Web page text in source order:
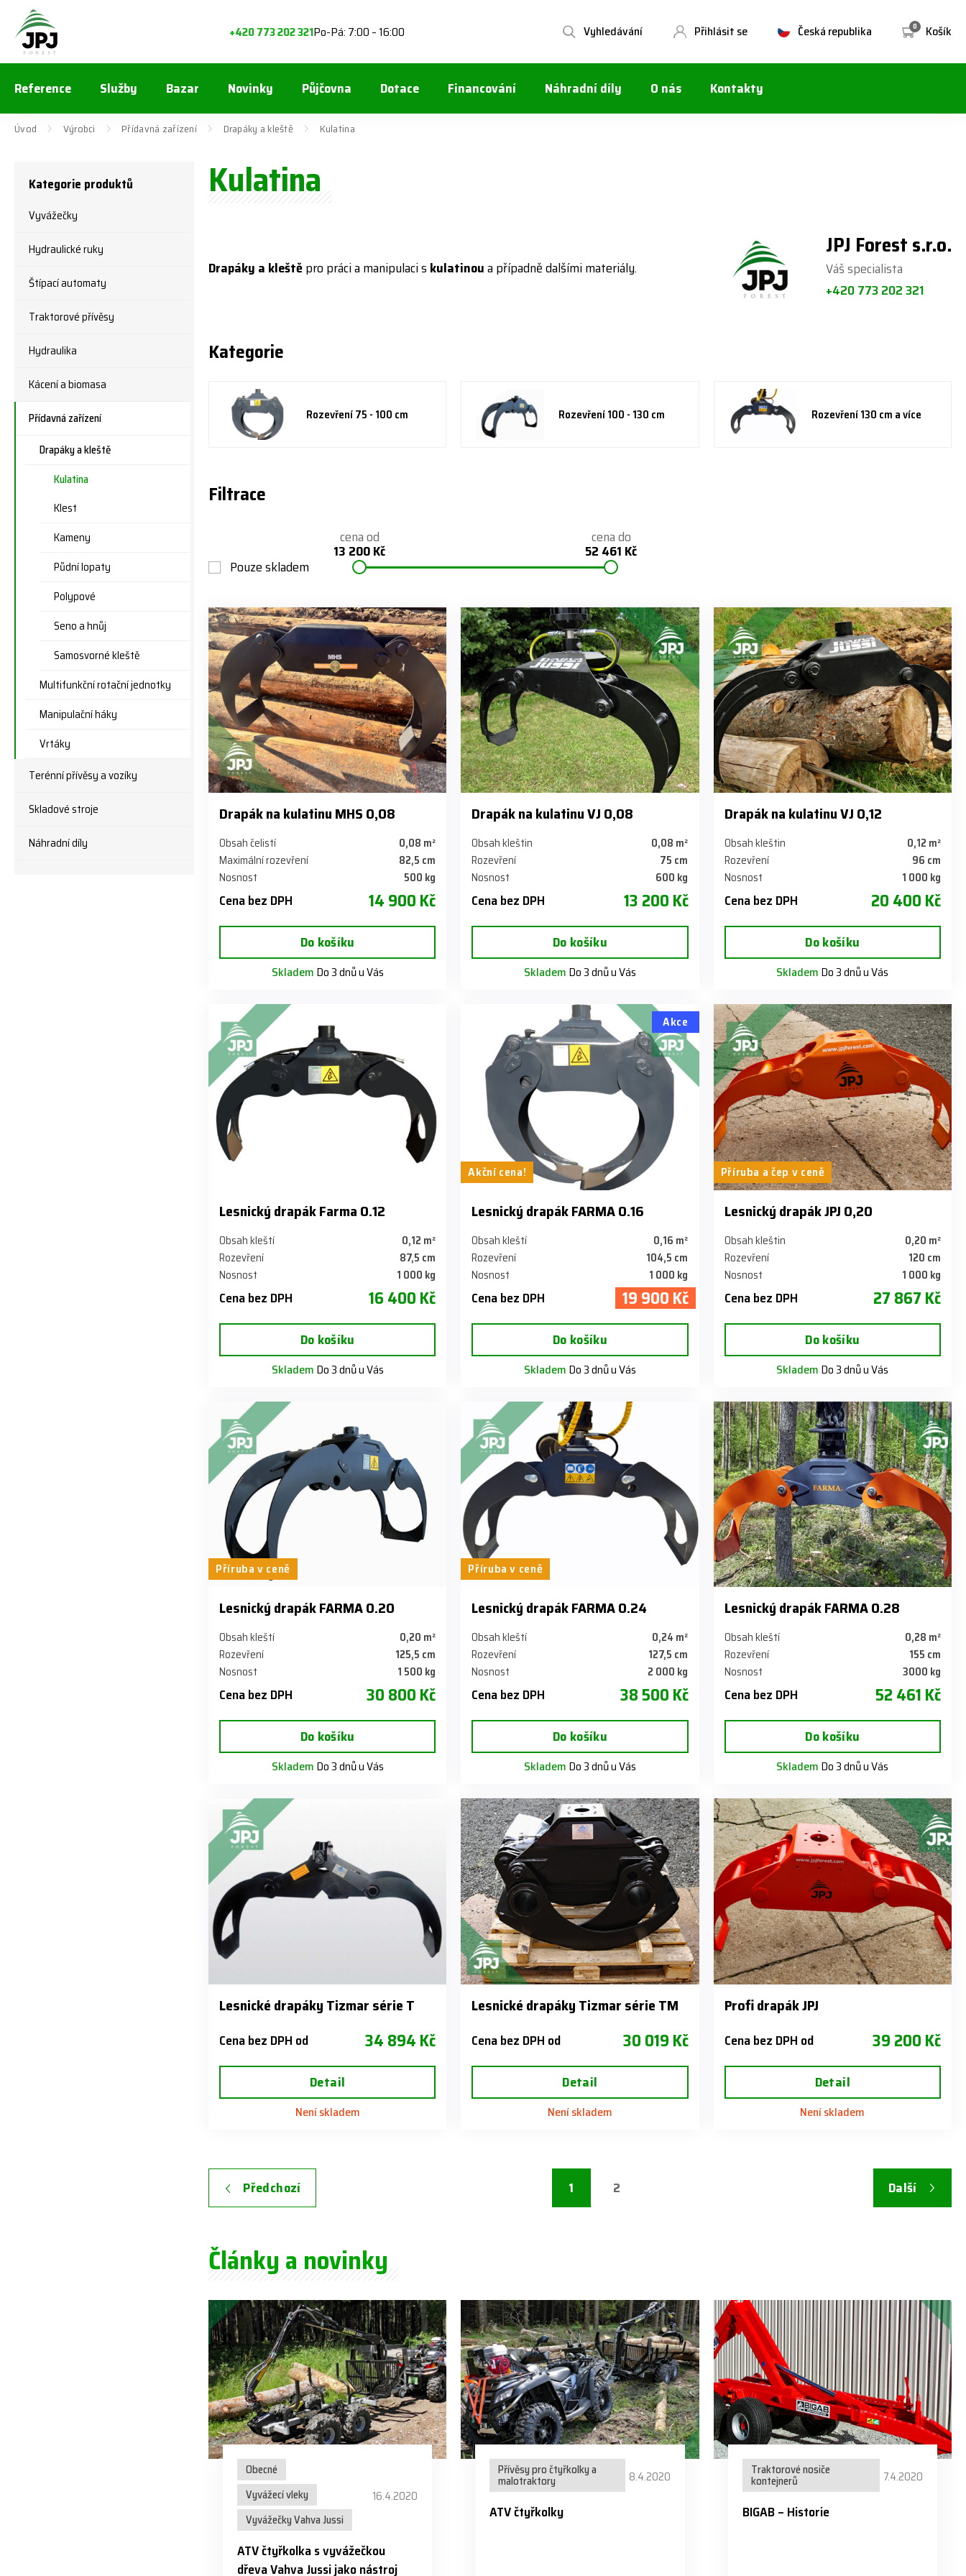
+420 773 202 321Po-Pá: 7:00 – 16:00 0 Košík
Česká republika
Přihlásit se
Vyhledávání
Reference Služby Bazar Novinky Půjčovna Dotace Financování Náhradní díly O nás Kontakty
Úvod Výrobci Přídavná zařízení Drapáky a kleště Kulatina
Kategorie produktů
Vyvážečky
Hydraulické ruky
Štípací automaty
Traktorové přívěsy
Hydraulika
Kácení a biomasa
Přídavná zařízení
Drapáky a kleště
Kulatina
Klest
Kameny
Půdní lopaty
Polypové
Seno a hnůj
Samosvorné kleště
Multifunkční rotační jednotky
Manipulační háky
Vrtáky
Terénní přívěsy a vozíky
Skladové stroje
Náhradní díly
Kulatina
Drapáky a kleštěpro práci a manipulaci s kulatinoua případně dalšími materiály.
JPJ Forest s.r.o.
Váš specialista
+420 773 202 321
Kategorie
Rozevření 75 - 100 cm Rozevření 100 - 130 cm Rozevření 130 cm a více
Filtrace
Pouze skladem
cena od
13 200 Kč
cena do
52 461 Kč
Drapák na kulatinu MHS 0,08
Obsah čelistí
0,08 m²
Maximální rozevření
82,5 cm
Nosnost
500 kg
Cena bez DPH 14 900 Kč
Do košíku
Skladem Do 3 dnů u Vás
Drapák na kulatinu VJ 0,08
Obsah kleštin
0,08 m²
Rozevření
75 cm
Nosnost
600 kg
Cena bez DPH 13 200 Kč
Do košíku
Skladem Do 3 dnů u Vás
Drapák na kulatinu VJ 0,12
Obsah kleštin
0,12 m²
Rozevření
96 cm
Nosnost
1 000 kg
Cena bez DPH 20 400 Kč
Do košíku
Skladem Do 3 dnů u Vás
Lesnický drapák Farma 0.12
Obsah kleští
0,12 m²
Rozevření
87,5 cm
Nosnost
1 000 kg
Cena bez DPH 16 400 Kč
Do košíku
Skladem Do 3 dnů u Vás
Akce
Akční cena!
Lesnický drapák FARMA 0.16
Obsah kleští
0,16 m²
Rozevření
104,5 cm
Nosnost
1 000 kg
Cena bez DPH 19 900 Kč
Do košíku
Skladem Do 3 dnů u Vás
Příruba a čep v ceně
Lesnický drapák JPJ 0,20
Obsah kleštin
0,20 m²
Rozevření
120 cm
Nosnost
1 000 kg
Cena bez DPH 27 867 Kč
Do košíku
Skladem Do 3 dnů u Vás
Příruba v ceně
Lesnický drapák FARMA 0.20
Obsah kleští
0,20 m²
Rozevření
125,5 cm
Nosnost
1 500 kg
Cena bez DPH 30 800 Kč
Do košíku
Skladem Do 3 dnů u Vás
Příruba v ceně
Lesnický drapák FARMA 0.24
Obsah kleští
0,24 m²
Rozevření
127,5 cm
Nosnost
2 000 kg
Cena bez DPH 38 500 Kč
Do košíku
Skladem Do 3 dnů u Vás
Lesnický drapák FARMA 0.28
Obsah kleští
0,28 m²
Rozevření
155 cm
Nosnost
3000 kg
Cena bez DPH 52 461 Kč
Do košíku
Skladem Do 3 dnů u Vás
Lesnické drapáky Tizmar série T
Cena bez DPH od 34 894 Kč
Detail
Není skladem
Lesnické drapáky Tizmar série TM
Cena bez DPH od 30 019 Kč
Detail
Není skladem
Profi drapák JPJ
Cena bez DPH od 39 200 Kč
Detail
Není skladem
Předchozí 1 2 Další
Články a novinky
Obecné
Vyvážecí vleky
Vyvážečky Vahva Jussi
16.4.2020
ATV čtyřkolka s vyvážečkou
dřeva Vahva Jussi jako nástroj
Přívěsy pro čtyřkolky a
malotraktory 8.4.2020
ATV čtyřkolky
Traktorové nosiče
kontejnerů 7.4.2020
BIGAB – Historie